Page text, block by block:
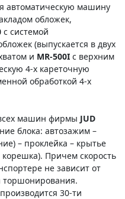
автоматическую машину
обложек,
с системой
(выпускается в двух
и MR-500I с верхним
4-х кареточную
обработкой 4-х
машин фирмы JUD
блока: автозажим –
– проклейка – крытье
Причем скорость
не зависит от
30-ти